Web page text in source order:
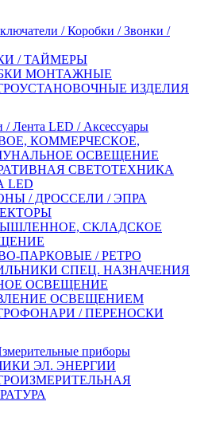
/ Коробки / Звонки /
/ ТАЙМЕРЫ
МОНТАЖНЫЕ
ИЗДЕЛИЯ
/ Лента LED / Аксессуары
КОММЕРЧЕСКОЕ,
ОСВЕЩЕНИЕ
СВЕТОТЕХНИКА
LED
/ ДРОССЕЛИ / ЭПРА
СКЛАДСКОЕ
ПАРКОВЫЕ / РЕТРО
СПЕЦ. НАЗНАЧЕНИЯ
ОСВЕЩЕНИЕ
ОСВЕЩЕНИЕМ
/ ПЕРЕНОСКИ
приборы
ЭЛ. ЭНЕРГИИ